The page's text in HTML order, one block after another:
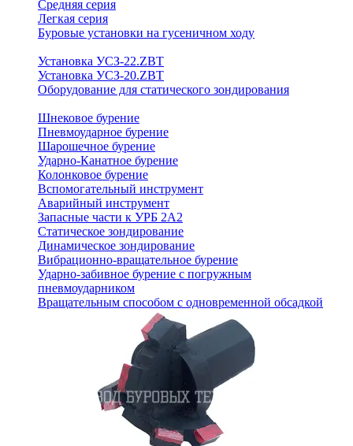
Средняя серия
Легкая серия
Буровые установки на гусеничном ходу
Установка УСЗ-22.ZBT
Установка УСЗ-20.ZBT
Оборудование для статического зондирования
Шнековое бурение
Пневмоударное бурение
Шарошечное бурение
Ударно-Канатное бурение
Колонковое бурение
Вспомогательный инструмент
Аварийный инструмент
Запасные части к УРБ 2А2
Статическое зондирование
Динамическое зондирование
Вибрационно-вращательное бурение
Ударно-забивное бурение с погружным
пневмоударником
Вращательным способом с одновременной обсадкой